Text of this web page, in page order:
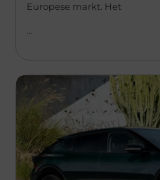
Europese markt. Het